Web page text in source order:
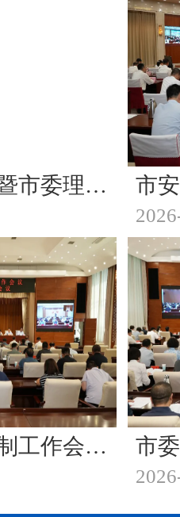
全市干部大讲堂暨市委理论学习中心组（扩大）学习会召开
全市河长制林长制工作会议暨全市防汛工作会议召开 做好治水治林大文章 打好防汛救灾主动仗 持续擦亮美丽朔州生态底色